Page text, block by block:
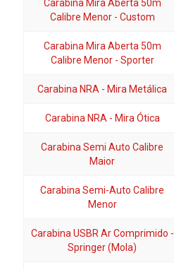
Carabina Mira Aberta 50m
Calibre Menor - Custom
Carabina Mira Aberta 50m
Calibre Menor - Sporter
Carabina NRA - Mira Metálica
Carabina NRA - Mira Ótica
Carabina Semi Auto Calibre
Maior
Carabina Semi-Auto Calibre
Menor
Carabina USBR Ar Comprimido -
Springer (Mola)